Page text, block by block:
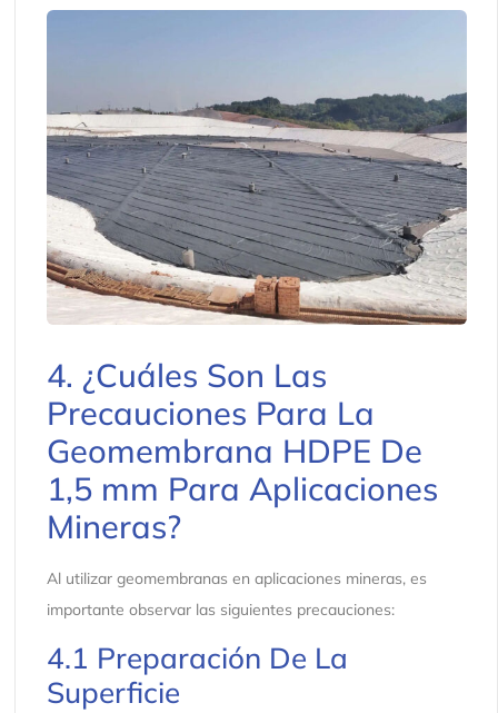
4. ¿Cuáles Son Las
Precauciones Para La
Geomembrana HDPE De
1,5 mm Para Aplicaciones
Mineras?
Al utilizar geomembranas en aplicaciones mineras, es
importante observar las siguientes precauciones:
4.1 Preparación De La
Superficie